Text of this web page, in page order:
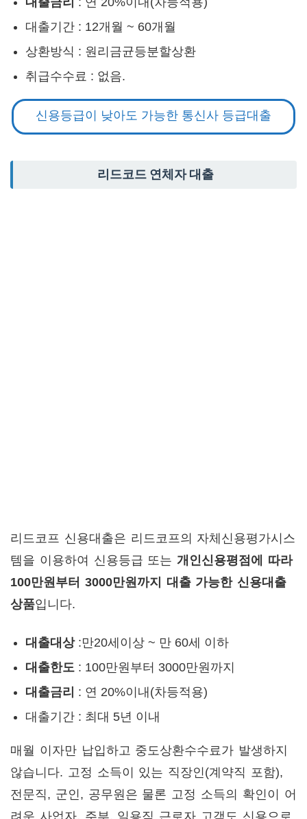
대출기간 : 12개월 ~ 60개월
상환방식 : 원리금균등분할상환
취급수수료 : 없음.
신용등급이 낮아도 가능한 통신사 등급대출
리드코드 연체자 대출
리드코프 신용대출은 리드코프의 자체신용평가시스
템을 이용하여 신용등급 또는개인신용평점에 따라
100만원부터 3000만원까지 대출 가능한 신용대출
상품입니다.
대출대상:만20세이상 ~ 만 60세 이하
대출한도 : 100만원부터 3000만원까지
대출금리 : 연 20%이내(차등적용)
대출기간 : 최대 5년 이내
매월 이자만 납입하고 중도상환수수료가 발생하지
않습니다. 고정 소득이 있는 직장인(계약직 포함),
전문직, 군인, 공무원은 물론 고정 소득의 확인이 어
려운 사업자, 주부, 일용직 근로자 고객도 신용으로